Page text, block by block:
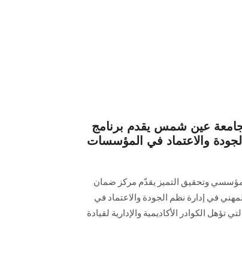
عين شمس يقدم برنامج
والاعتماد في المؤسسات
وتحقيق التميز يقدّم مركز ضمان
في إدارة نظم الجودة والاعتماد في
تؤهل الكوادر الأكاديمية والإدارية لقيادة